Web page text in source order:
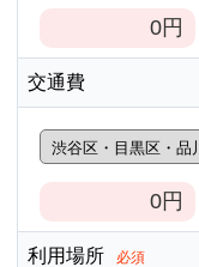
0円
交通費
0円
利用場所 必須